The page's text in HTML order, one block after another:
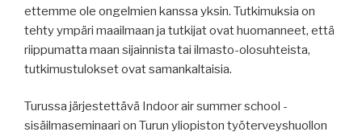
ettemme ole ongelmien kanssa yksin. Tutkimuksia on
tehty ympäri maailmaan ja tutkijat ovat huomanneet, että
riippumatta maan sijainnista tai ilmasto-olosuhteista,
tutkimustulokset ovat samankaltaisia.
Turussa järjestettävä Indoor air summer school -
sisäilmaseminaari on Turun yliopiston työterveyshuollon